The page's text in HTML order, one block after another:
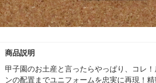
商品説明
甲子園のお土産と言ったらやっぱり、コレ
ンの配置までユニフォームを忠実に再現！